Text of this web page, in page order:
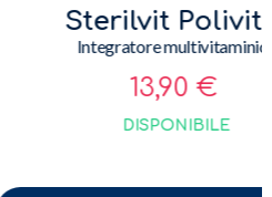
Polivit B
multivitaminico